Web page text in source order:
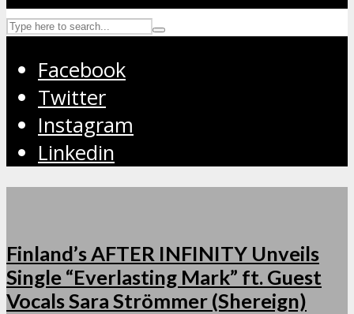
Facebook
Twitter
Instagram
Linkedin
Finland’s AFTER INFINITY Unveils
Single “Everlasting Mark” ft. Guest
Vocals Sara Strömmer (Shereign)